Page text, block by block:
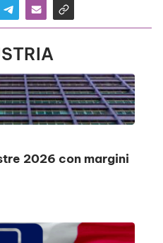
2026 con margini